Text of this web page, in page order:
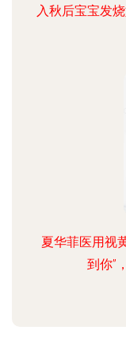
入秋后宝宝发
夏华菲医用视
到你”